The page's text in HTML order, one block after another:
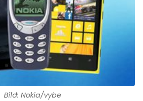
Zusammenarbeit
Kontakt
Bild: Nokia/vybe